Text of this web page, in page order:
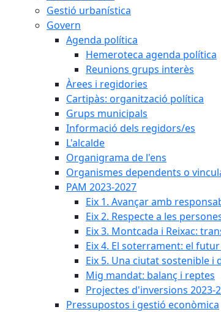
Gestió urbanística
Govern
Agenda política
Hemeroteca agenda política
Reunions grups interès
Àrees i regidories
Cartipàs: organització política
Grups municipals
Informació dels regidors/es
L'alcalde
Organigrama de l'ens
Organismes dependents o
PAM 2023-2027
Eix 1. Avançar amb
Eix 2. Respecte a les
Eix 3. Montcada i Reixac:
Eix 4. El soterrament: el
Eix 5. Una ciutat sostenible i
Mig mandat: balanç i reptes
Projectes d'inversions 2023-
Pressupostos i gestió econòmica